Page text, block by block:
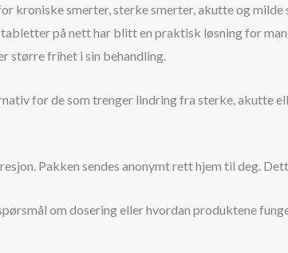
kroniske smerter, sterke smerter, akutte og
på nett har blitt en praktisk løsning for
større frihet i sin behandling.
for de som trenger lindring fra sterke, akutte
Pakken sendes anonymt rett hjem til deg.
om dosering eller hvordan produktene